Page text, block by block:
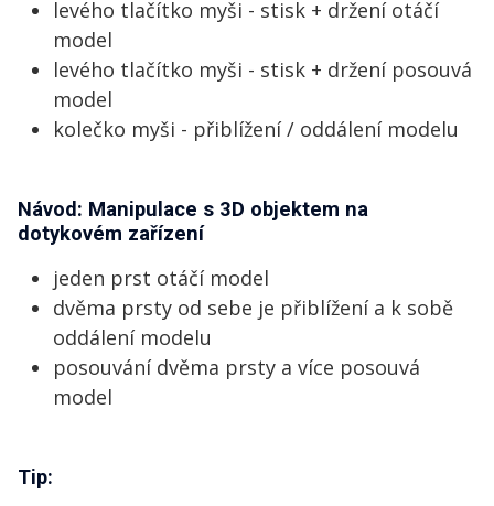
levého tlačítko myši - stisk + držení otáčí
model
levého tlačítko myši - stisk + držení posouvá
model
kolečko myši - přiblížení / oddálení modelu
Návod: Manipulace s 3D objektem na
dotykovém zařízení
jeden prst otáčí model
dvěma prsty od sebe je přiblížení a k sobě
oddálení modelu
posouvání dvěma prsty a více posouvá
model
Tip: